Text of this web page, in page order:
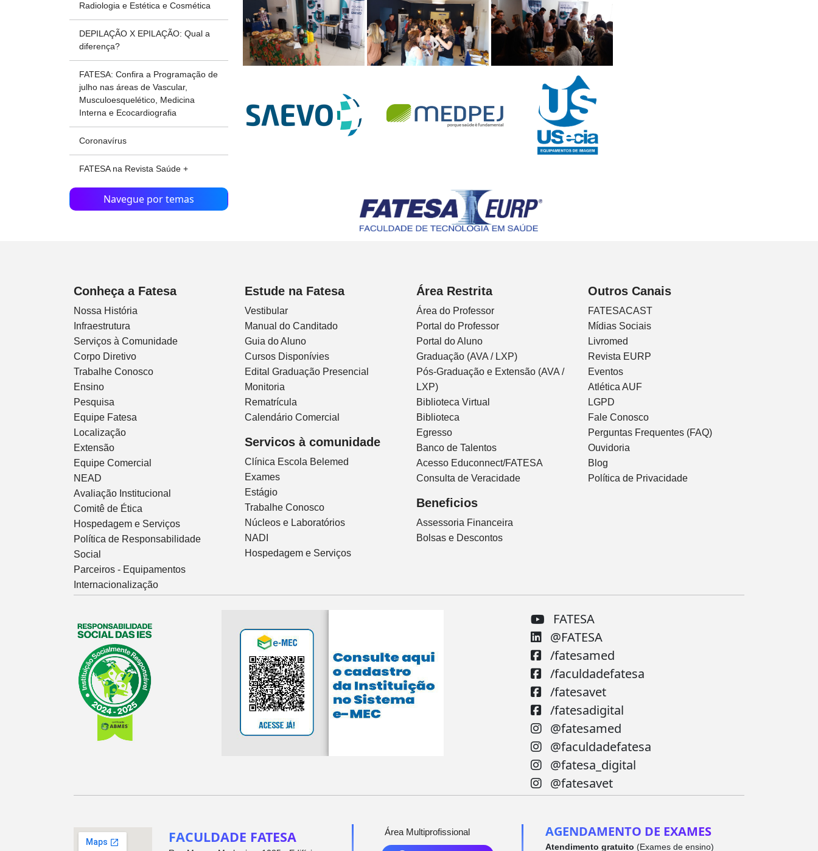
Radiologia e Estética e Cosmética
DEPILAÇÃO X EPILAÇÃO: Qual a
diferença?
FATESA: Confira a Programação de
julho nas áreas de Vascular,
Musculoesquelético, Medicina
Interna e Ecocardiografia
Coronavírus
FATESA na Revista Saúde +
Navegue por temas
Conheça a Fatesa
Nossa História
Infraestrutura
Serviços à Comunidade
Corpo Diretivo
Trabalhe Conosco
Ensino
Pesquisa
Equipe Fatesa
Localização
Extensão
Equipe Comercial
NEAD
Avaliação Institucional
Comitê de Ética
Hospedagem e Serviços
Política de Responsabilidade
Social
Parceiros - Equipamentos
Internacionalização
Estude na Fatesa
Vestibular
Manual do Canditado
Guia do Aluno
Cursos Disponívies
Edital Graduação Presencial
Monitoria
Rematrícula
Calendário Comercial
Servicos à comunidade
Clínica Escola Belemed
Exames
Estágio
Trabalhe Conosco
Núcleos e Laboratórios
NADI
Hospedagem e Serviços
Área Restrita
Área do Professor
Portal do Professor
Portal do Aluno
Graduação (AVA / LXP)
Pós-Graduação e Extensão (AVA /
LXP)
Biblioteca Virtual
Biblioteca
Egresso
Banco de Talentos
Acesso Educonnect/FATESA
Consulta de Veracidade
Beneficios
Assessoria Financeira
Bolsas e Descontos
Outros Canais
FATESACAST
Mídias Sociais
Livromed
Revista EURP
Eventos
Atlética AUF
LGPD
Fale Conosco
Perguntas Frequentes (FAQ)
Ouvidoria
Blog
Política de Privacidade
FATESA
@FATESA
/fatesamed
/faculdadefatesa
/fatesavet
/fatesadigital
@fatesamed
@faculdadefatesa
@fatesa_digital
@fatesavet
FACULDADE FATESA Área Multiprofissional AGENDAMENTO DE EXAMES
Atendimento gratuito (Exames de ensino)